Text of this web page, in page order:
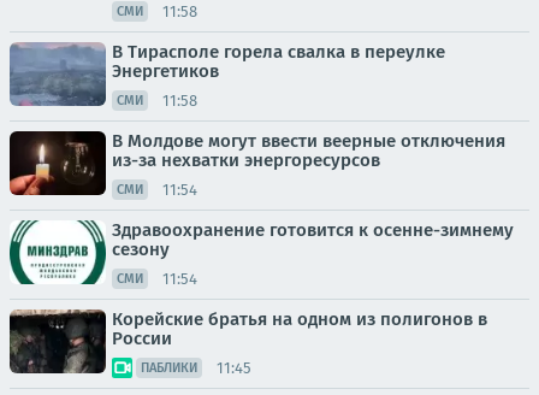
СМИ 11:58
В Тирасполе горела свалка в переулке
Энергетиков
СМИ 11:58
В Молдове могут ввести веерные отключения
из-за нехватки энергоресурсов
СМИ 11:54
Здравоохранение готовится к осенне-зимнему
сезону
СМИ 11:54
Корейские братья на одном из полигонов в
России
ПАБЛИКИ 11:45